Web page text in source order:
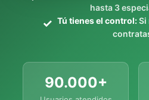
hasta 3
Tú tienes el control:Si
90.000+